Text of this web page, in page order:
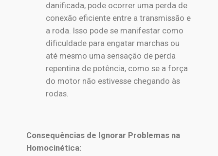
danificada, pode ocorrer uma perda de
conexão eficiente entre a transmissão e
a roda. Isso pode se manifestar como
dificuldade para engatar marchas ou
até mesmo uma sensação de perda
repentina de potência, como se a força
do motor não estivesse chegando às
rodas.
Consequências de Ignorar Problemas na
Homocinética: